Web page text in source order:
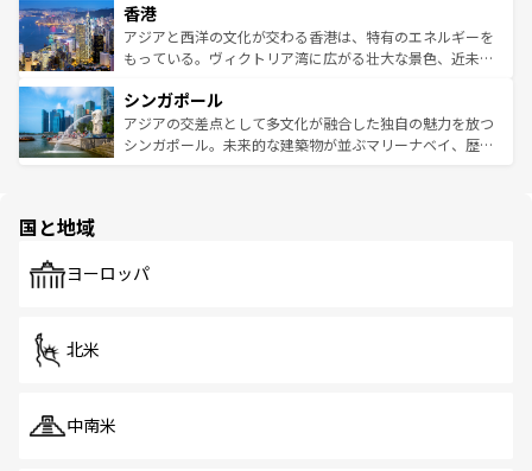
とつ。フォーやバインミー、ベトナムコーヒーなどは、ぜ
ひ現地で味わいたい。どの地域を訪れてもあたたかい人々
が旅行者を迎えてくれるので、きっと忘れられない旅にな
参照してほしい。
の活気が交差している。北部ではチェンマイなどの山岳地
帯で自然と触れ合い、南部ではプーケットやクラビの美し
いビーチでリゾート気分を楽しむことができる。タイ料理
激する。気候は一年中温暖で、どの季節にも異なる楽しみ
が待っている。親しみやすいタイの人々、仏教を中心とし
た文化、そして多様な観光資源が、訪れる旅人を魅了し続
香港
アジアと西洋の文化が交わる香港は、特有のエネルギーを
もっている。ヴィクトリア湾に広がる壮大な景色、近未来
み、どこを訪れても感動するはず。観光スポットが密集し
ており、効率よく見どころを回れるのも魅力。息をのむよ
うな絶景から文化的な体験まで、香港を存分に楽しみ尽く
シンガポール
アジアの交差点として多文化が融合した独自の魅力を放つ
シンガポール。未来的な建築物が並ぶマリーナベイ、歴史
で、ホーカーズは地元の風情を楽しめる外せないスポット
国と地域
ヨーロッパ
北米
中南米